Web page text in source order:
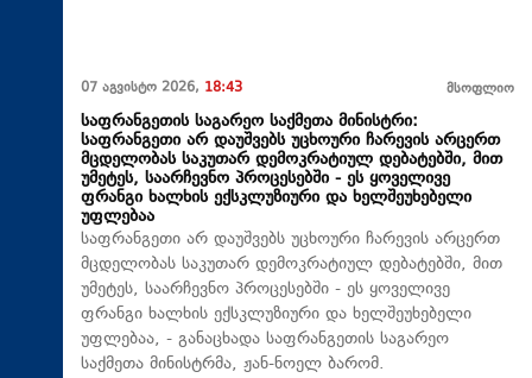
07 აგვისტო 2026, 18:43 მსოფლიო
საფრანგეთის საგარეო საქმეთა მინისტრი:
საფრანგეთი არ დაუშვებს უცხოური ჩარევის არცერთ
მცდელობას საკუთარ დემოკრატიულ დებატებში, მით
უმეტეს, საარჩევნო პროცესებში - ეს ყოველივე
ფრანგი ხალხის ექსკლუზიური და ხელშეუხებელი
უფლებაა
საფრანგეთი არ დაუშვებს უცხოური ჩარევის არცერთ
მცდელობას საკუთარ დემოკრატიულ დებატებში, მით
უმეტეს, საარჩევნო პროცესებში - ეს ყოველივე
ფრანგი ხალხის ექსკლუზიური და ხელშეუხებელი
უფლებაა, - განაცხადა საფრანგეთის საგარეო
საქმეთა მინისტრმა, ჟან-ნოელ ბარომ.